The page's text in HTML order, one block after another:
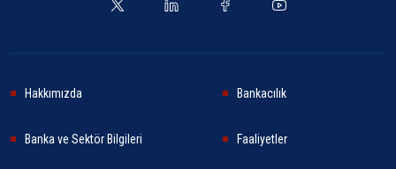
Hakkımızda Bankacılık
Banka ve Sektör Bilgileri Faaliyetler